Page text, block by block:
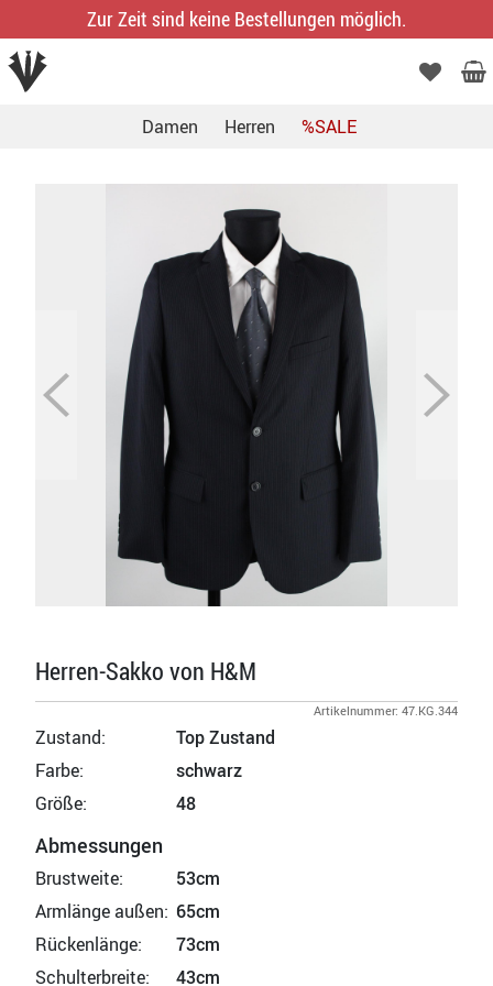
Zur Zeit sind keine Bestellungen möglich.
Damen Herren %SALE
Herren-Sakko von H&M
Artikelnummer: 47.KG.344
Zustand:
Top Zustand
Farbe:
schwarz
Größe:
48
Abmessungen
Brustweite:
53cm
Armlänge außen: 65cm
Rückenlänge:
73cm
Schulterbreite:
43cm